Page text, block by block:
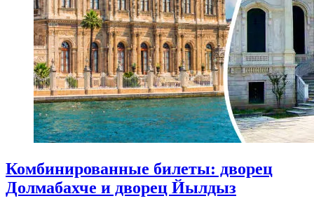
Комбинированные билеты: дворец
Долмабахче и дворец Йылдыз